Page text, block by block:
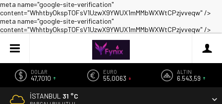
meta name="google-site-verification"
content="WhhtbyOkspTOFsV1UzwX9YWUX1mMMbWXWtCPzjvveqw" />
meta name="google-site-verification"
content="WhhtbyOkspTOFsV1UzwX9YWUX1mMMbWXWtCPzjvveqw" />
DOLAR
47,7010
EURO
55,0063
ALTIN
6.543,59
İSTANBUL 31 °C